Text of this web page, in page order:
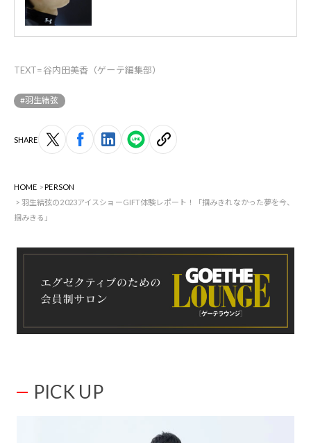
TEXT=谷内田美香（ゲーテ編集部）
#羽生結弦
SHARE
HOME
PERSON
羽生結弦の2023アイスショーGIFT体験レポート！「掴みきれなかった夢を今、
掴みきる」
PICK UP